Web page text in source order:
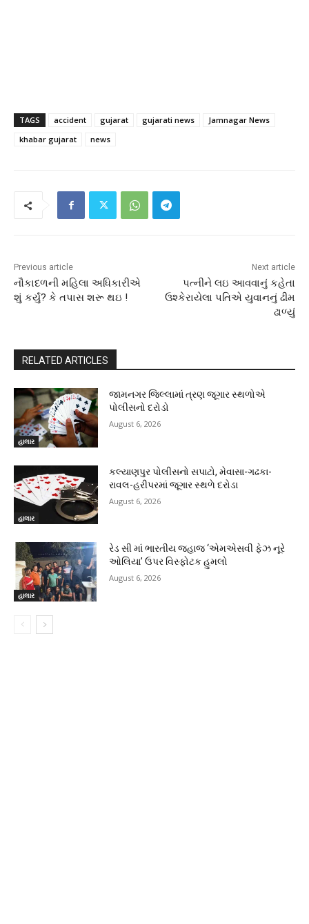
TAGS accident gujarat gujarati news
Jamnagar News
khabar gujarat
news
Previous article
નૌકાદળની મહિલા અધિકારીએ
શું કર્યું? કે તપાસ શરૂ થઇ !
Next article
પત્નીને લઇ આવવાનું કહેતા
ઉશ્કેરાયેલા પતિએ યુવાનનું ઢીમ
ઢાળ્યું
RELATED ARTICLES
હાલાર
જામનગર જિલ્લામાં ત્રણ જૂગાર સ્થળોએ
પોલીસનો દરોડો
August 6, 2026
હાલાર
કલ્યાણપુર પોલીસનો સપાટો, મેવાસા-ગઢકા-
રાવલ-હરીપરમાં જૂગાર સ્થળે દરોડા
August 6, 2026
હાલાર
રેડ સી માં ભારતીય જહાજ ‘એમએસવી ફેઝ નૂરે
ઓલિયા’ ઉપર વિસ્ફોટક હુમલો
August 6, 2026